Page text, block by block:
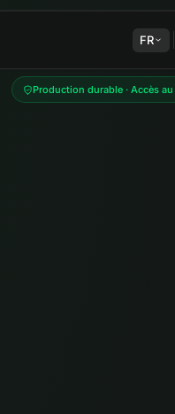
FR
Production durable · Accès au